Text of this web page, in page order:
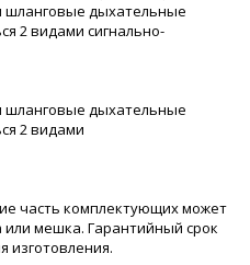
шланговые дыхательные
2 видами сигнально-
шланговые дыхательные
2 видами
часть комплектующих может
мешка. Гарантийный срок
изготовления.